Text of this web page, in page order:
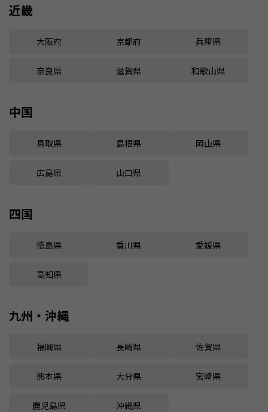
近畿
大阪府 京都府 兵庫県
奈良県 滋賀県 和歌山県
中国
鳥取県 島根県 岡山県
広島県 山口県
四国
徳島県 香川県 愛媛県
高知県
九州・沖縄
福岡県 長崎県 佐賀県
熊本県 大分県 宮崎県
鹿児島県 沖縄県